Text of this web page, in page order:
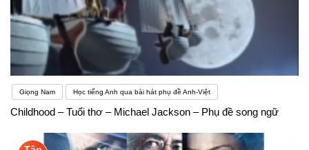
Giọng Nam Học tiếng Anh qua bài hát phụ đề Anh-Việt
Childhood – Tuổi thơ – Michael Jackson – Phụ đề song ngữ